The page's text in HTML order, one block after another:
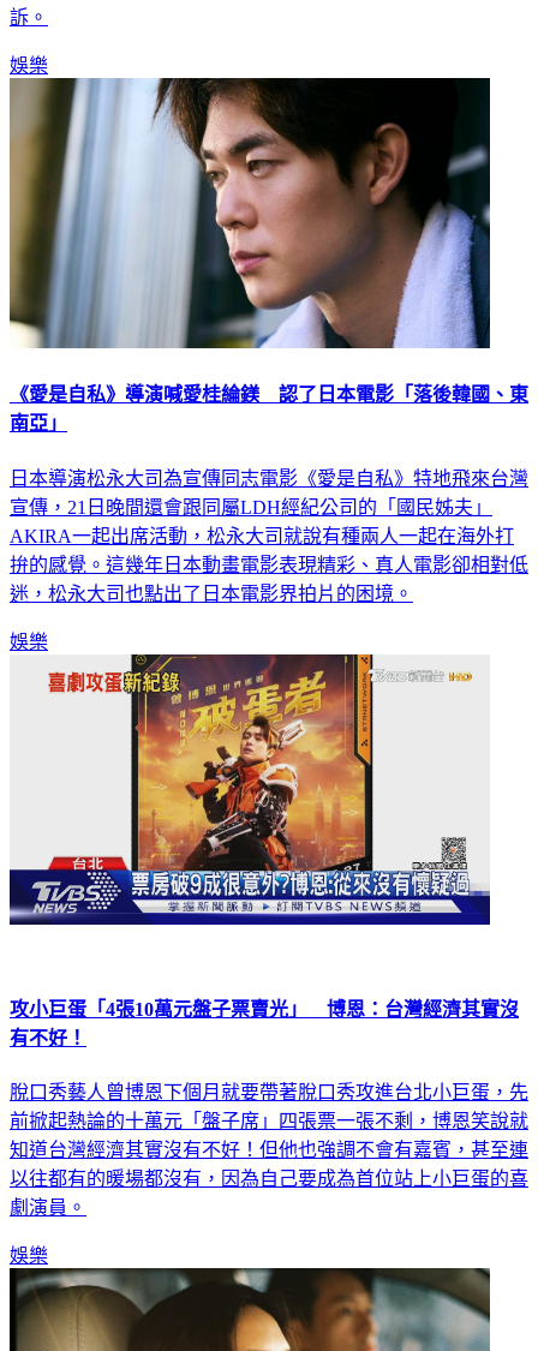
訴。
娛樂
《愛是自私》導演喊愛桂綸鎂 認了日本電影「落後韓國、東
南亞」
日本導演松永大司為宣傳同志電影《愛是自私》特地飛來台灣
宣傳，21日晚間還會跟同屬LDH經紀公司的「國民姊夫」
AKIRA一起出席活動，松永大司就說有種兩人一起在海外打
拚的感覺。這幾年日本動畫電影表現精彩、真人電影卻相對低
迷，松永大司也點出了日本電影界拍片的困境。
娛樂
攻小巨蛋「4張10萬元盤子票賣光」 博恩：台灣經濟其實沒
有不好！
脫口秀藝人曾博恩下個月就要帶著脫口秀攻進台北小巨蛋，先
前掀起熱論的十萬元「盤子席」四張票一張不剩，博恩笑說就
知道台灣經濟其實沒有不好！但他也強調不會有嘉賓，甚至連
以往都有的暖場都沒有，因為自己要成為首位站上小巨蛋的喜
劇演員。
娛樂